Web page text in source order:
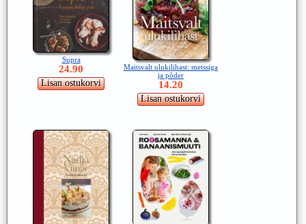
Supra
24.90
Maitsvalt ulukilihast: metssiga
ja põder
14.20